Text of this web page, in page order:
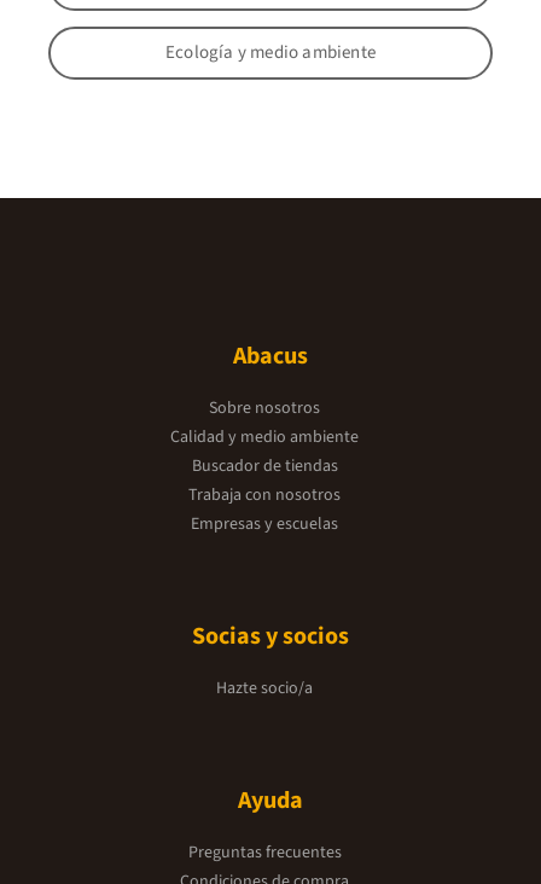
Ecología y medio ambiente
Abacus
Sobre nosotros
Calidad y medio ambiente
Buscador de tiendas
Trabaja con nosotros
Empresas y escuelas
Socias y socios
Hazte socio/a
Ayuda
Preguntas frecuentes